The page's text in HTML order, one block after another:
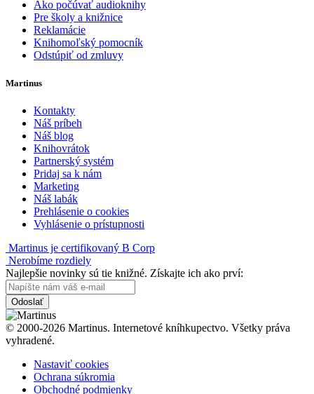
Ako počúvať audioknihy
Pre školy a knižnice
Reklamácie
Knihomoľský pomocník
Odstúpiť od zmluvy
Martinus
Kontakty
Náš príbeh
Náš blog
Knihovrátok
Partnerský systém
Pridaj sa k nám
Marketing
Náš labák
Prehlásenie o cookies
Vyhlásenie o prístupnosti
Martinus je certifikovaný B Corp
Nerobíme rozdiely
Najlepšie novinky sú tie knižné. Získajte ich ako prví:
Odoslať
© 2000-2026 Martinus. Internetové kníhkupectvo. Všetky práva
vyhradené.
Nastaviť cookies
Ochrana súkromia
Obchodné podmienky